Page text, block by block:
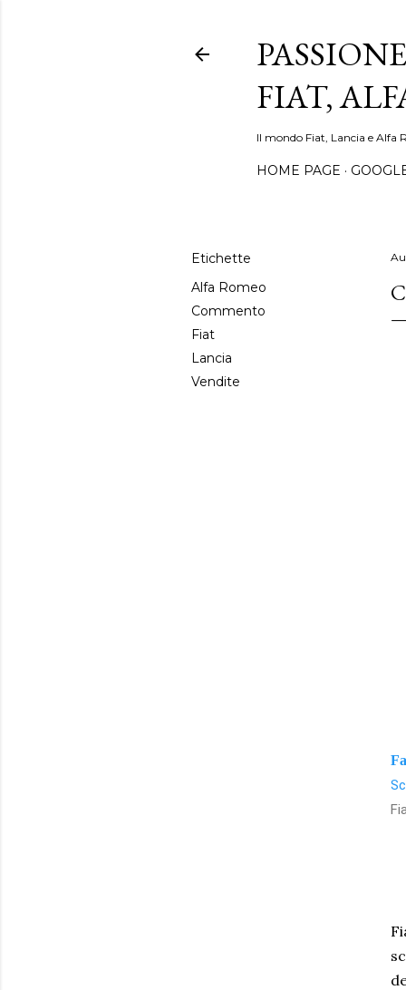
FIAT,
Il mondo Fiat, Lancia e
HOME PAGE
Etichette
Alfa Romeo
Commento
Fiat
Lancia
Vendite